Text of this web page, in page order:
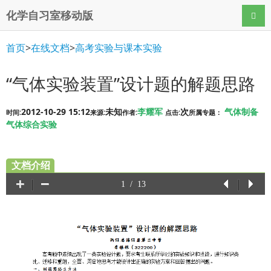
化学自习室移动版 导航
首页>在线文档>高考实验与课本实验
“气体实验装置”设计题的解题思路
时间:2012-10-29 15:12来源:未知作者:李耀军 点击:次所属专题： 气体制备
气体综合实验
文档介绍